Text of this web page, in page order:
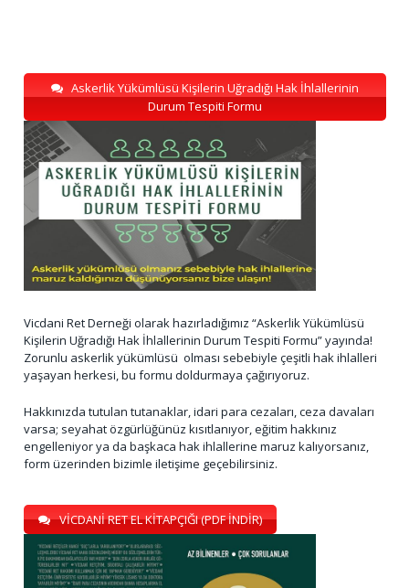
Askerlik Yükümlüsü Kişilerin Uğradığı Hak İhlallerinin
Durum Tespiti Formu
Vicdani Ret Derneği olarak hazırladığımız “Askerlik Yükümlüsü
Kişilerin Uğradığı Hak İhlallerinin Durum Tespiti Formu” yayında!
Zorunlu askerlik yükümlüsü olması sebebiyle çeşitli hak ihlalleri
yaşayan herkesi, bu formu doldurmaya çağırıyoruz.
Hakkınızda tutulan tutanaklar, idari para cezaları, ceza davaları
varsa; seyahat özgürlüğünüz kısıtlanıyor, eğitim hakkınız
engelleniyor ya da başkaca hak ihlallerine maruz kalıyorsanız,
form üzerinden bizimle iletişime geçebilirsiniz.
VİCDANİ RET EL KİTAPÇIĞI (PDF İNDİR)